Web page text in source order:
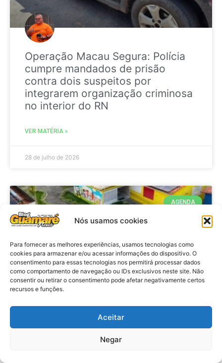
Nós usamos cookies
Para fornecer as melhores experiências, usamos tecnologias como
cookies para armazenar e/ou acessar informações do dispositivo. O
consentimento para essas tecnologias nos permitirá processar dados
como comportamento de navegação ou IDs exclusivos neste site. Não
consentir ou retirar o consentimento pode afetar negativamente certos
recursos e funções.
Aceitar
Negar
Operação Macau Segura: Polícia
cumpre mandados de prisão
contra dois suspeitos por
integrarem organização criminosa
no interior do RN
VER MATÉRIA »
28 de julho de 2026
AGENDA
Agenda: 10ª Mostra Pedagógica
da Casa Durval Paiva acontecerá
nesta quarta-feira (29)